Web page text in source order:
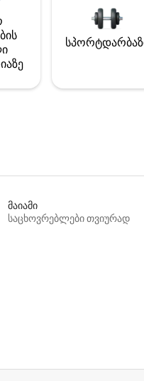
მაიამი
საცხოვრებლები თვიურად